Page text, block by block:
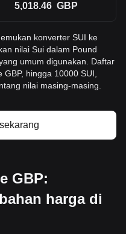
5,018.46 GBP
konverter SUI ke
nilai Sui dalam Pound
umum digunakan. Daftar
hingga 10000 SUI,
nilai masing-masing.
GBP:
harga di